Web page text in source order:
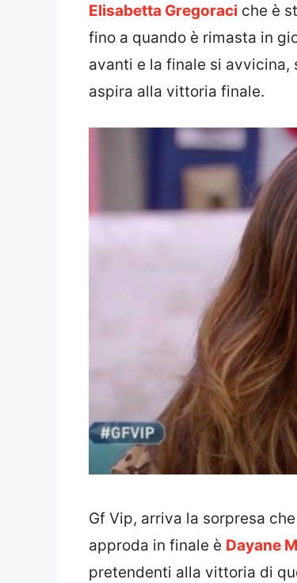
Elisabetta Gregoraci che è
fino a quando è rimasta in
avanti e la finale si
aspira alla vittoria finale.
Gf Vip, arriva la sorpresa
approda in finale è Dayane
pretendenti alla vittoria di